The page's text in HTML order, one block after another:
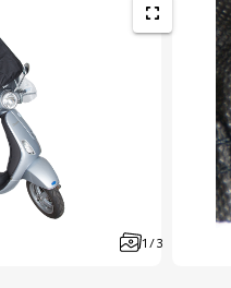
1 / 3